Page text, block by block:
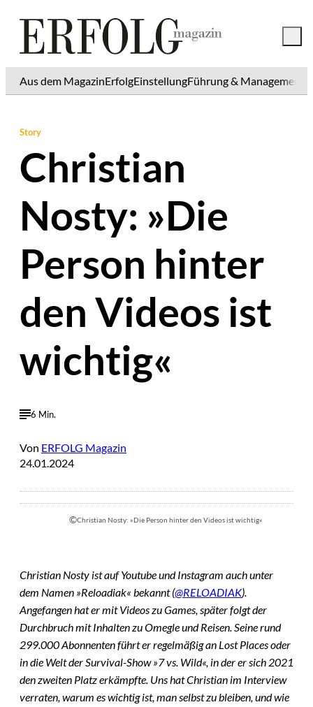
Aus dem MagazinErfolgEinstellungFührung & Management
Story
Christian
Nosty: »Die
Person hinter
den Videos ist
wichtig«
6 Min.
Von ERFOLG Magazin
24.01.2024
©Christian Nosty: »Die Person hinter den Videos ist wichtig«
Christian Nosty ist auf Youtube und Instagram auch unter
dem Namen »Reloadiak« bekannt (@RELOADIAK).
Angefangen hat er mit Videos zu Games, später folgt der
Durchbruch mit Inhalten zu Omegle und Reisen. Seine rund
299.000 Abonnenten führt er regelmäßig an Lost Places oder
in die Welt der Survival-Show »7 vs. Wild«, in der er sich 2021
den zweiten Platz erkämpfte. Uns hat Christian im Interview
verraten, warum es wichtig ist, man selbst zu bleiben, und wie